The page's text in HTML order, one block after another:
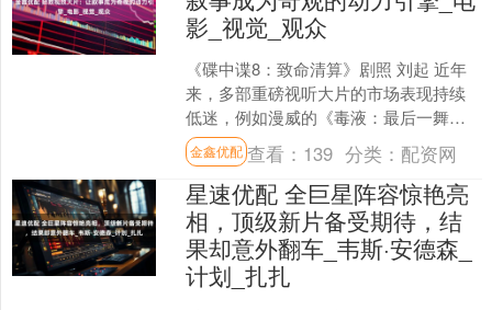
影_视觉_观众
《碟中谍8：致命清算》剧照 刘起 近年
来，多部重磅视听大片的市场表现持续
低迷，例如漫威的《毒液：最后一舞》
《惊奇队长2》《美国队长4》，以及经
典动作系列新作《碟....
金鑫优配 查看： 139 分类： 配资网
星速优配 全巨星阵容惊艳亮
相，顶级新片备受期待，结
果却意外翻车_韦斯·安德森_
计划_扎扎